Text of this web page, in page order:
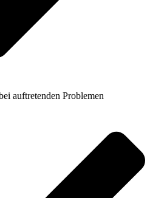
auftretenden Problemen